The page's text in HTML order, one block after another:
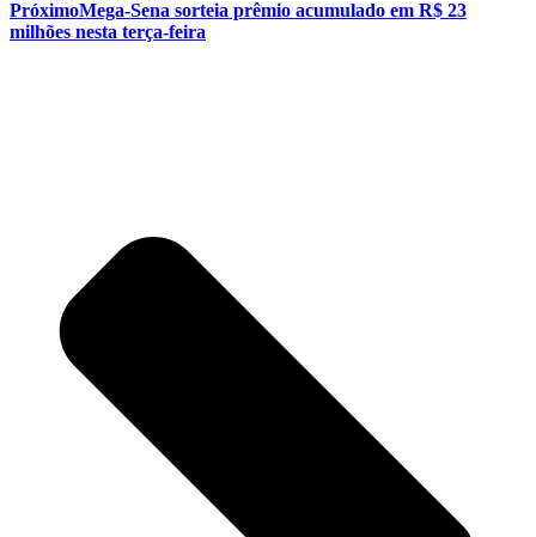
PróximoMega-Sena sorteia prêmio acumulado em R$ 23
milhões nesta terça-feira